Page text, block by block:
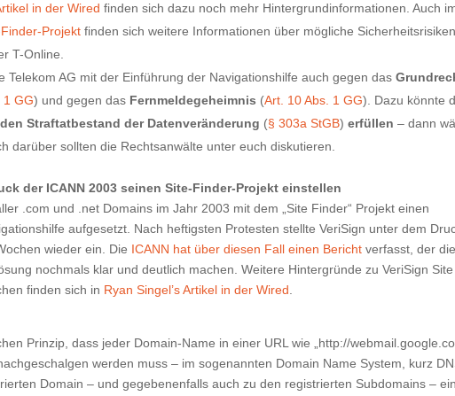
in der Wired finden sich dazu noch mehr Hintergrundinformationen. Auch
Projekt finden sich weitere Informationen über mögliche Sicherheitsrisiken
T-Online.
Telekom AG mit der Einführung der Navigationshilfe auch gegen das
1 GG) und gegen das Fernmeldegeheimnis (Art. 10 Abs. 1 GG). Dazu könnte
Straftatbestand der Datenveränderung (§ 303a StGB)erfüllen – dann
darüber sollten die Rechtsanwälte unter euch diskutieren.
der ICANN 2003 seinen Site-Finder-Projekt einstellen
.com und .net Domains im Jahr 2003 mit dem „Site Finder“ Projekt einen
aufgesetzt. Nach heftigsten Protesten stellte VeriSign unter dem
wieder ein. Die ICANN hat über diesen Fall einen Bericht verfasst, der die
nochmals klar und deutlich machen. Weitere Hintergründe zu VeriSign Site
finden sich in Ryan Singel’s Artikel in der Wired
Prinzip, dass jeder Domain-Name in einer URL wie „http://
werden muss – im sogenannten Domain Name System, kurz
Domain – und gegebenenfalls auch zu den registrierten Subdomains –